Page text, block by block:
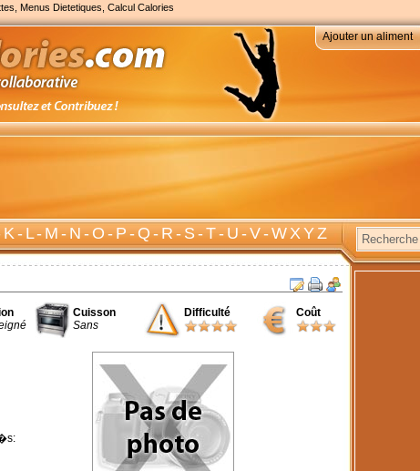
Menus Dietetiques, Calcul Calories
Ajouter un aliment
K-L-M-N-O-P-Q-R-S-T-U-V-W X Y Z
Cuisson
Sans
Difficulté Coût